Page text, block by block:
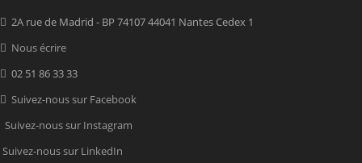
2A rue de Madrid - BP 74107 44041 Nantes Cedex 1
Nous écrire
02 51 86 33 33
Suivez-nous sur Facebook
Suivez-nous sur Instagram
Suivez-nous sur LinkedIn